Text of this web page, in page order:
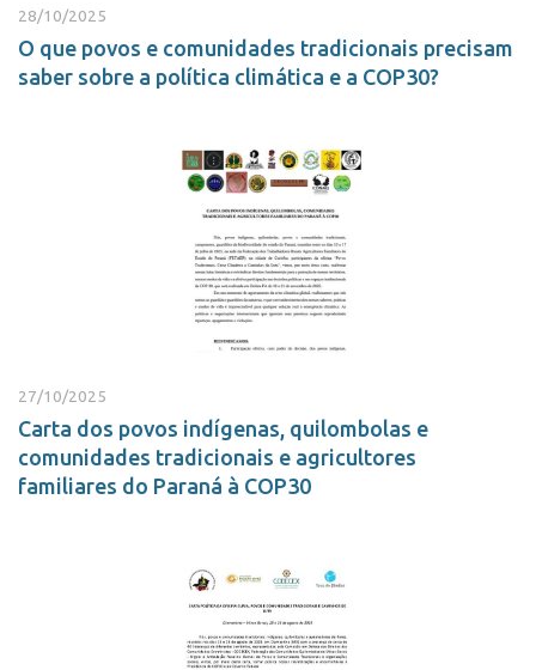
28/10/2025
O que povos e comunidades tradicionais precisam
saber sobre a política climática e a COP30?
27/10/2025
Carta dos povos indígenas, quilombolas e
comunidades tradicionais e agricultores
familiares do Paraná à COP30